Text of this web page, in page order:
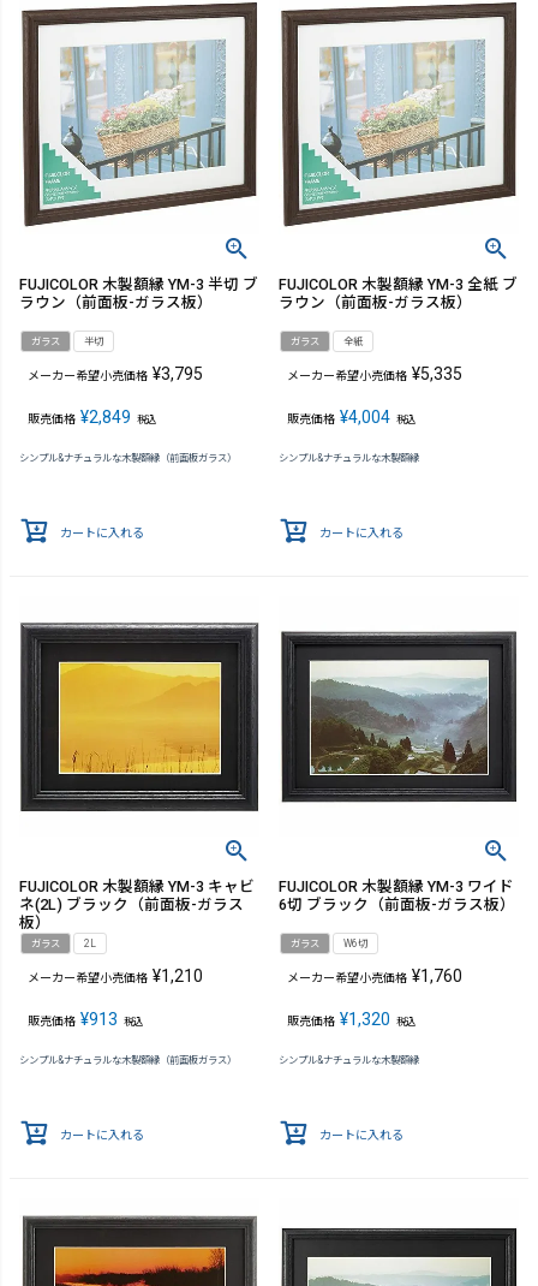
FUJICOLOR 木製額縁 YM-3 半切 ブ
ラウン（前面板-ガラス板）
ガラス 半切
メーカー希望小売価格 ¥3,795
販売価格 ¥2,849 税込
シンプル&ナチュラルな木製額縁（前面板ガラス）
カートに入れる
FUJICOLOR 木製額縁 YM-3 全紙 ブ
ラウン（前面板-ガラス板）
ガラス 全紙
メーカー希望小売価格 ¥5,335
販売価格 ¥4,004 税込
シンプル&ナチュラルな木製額縁
カートに入れる
FUJICOLOR 木製額縁 YM-3 キャビ
ネ(2L) ブラック（前面板-ガラス
板）
ガラス 2L
メーカー希望小売価格 ¥1,210
販売価格 ¥913 税込
シンプル&ナチュラルな木製額縁（前面板ガラス）
カートに入れる
FUJICOLOR 木製額縁 YM-3 ワイド
6切 ブラック（前面板-ガラス板）
ガラス W6切
メーカー希望小売価格 ¥1,760
販売価格 ¥1,320 税込
シンプル&ナチュラルな木製額縁
カートに入れる